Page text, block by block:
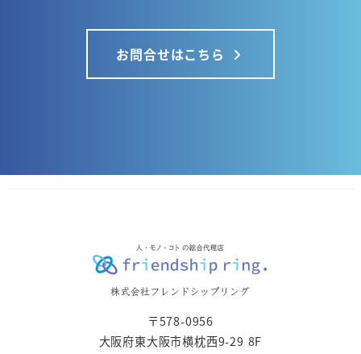
お問合せはこちら
〒578-0956
大阪府東大阪市横枕西9-29 8F